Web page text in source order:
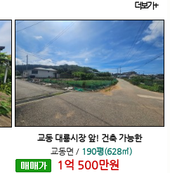
더보기+
교동 대룡시장 앞! 건축 가능한
교동면 / 190평(628㎡)
1 억 500만원